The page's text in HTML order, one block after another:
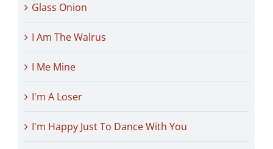
Glass Onion
I Am The Walrus
I Me Mine
I'm A Loser
I'm Happy Just To Dance With You